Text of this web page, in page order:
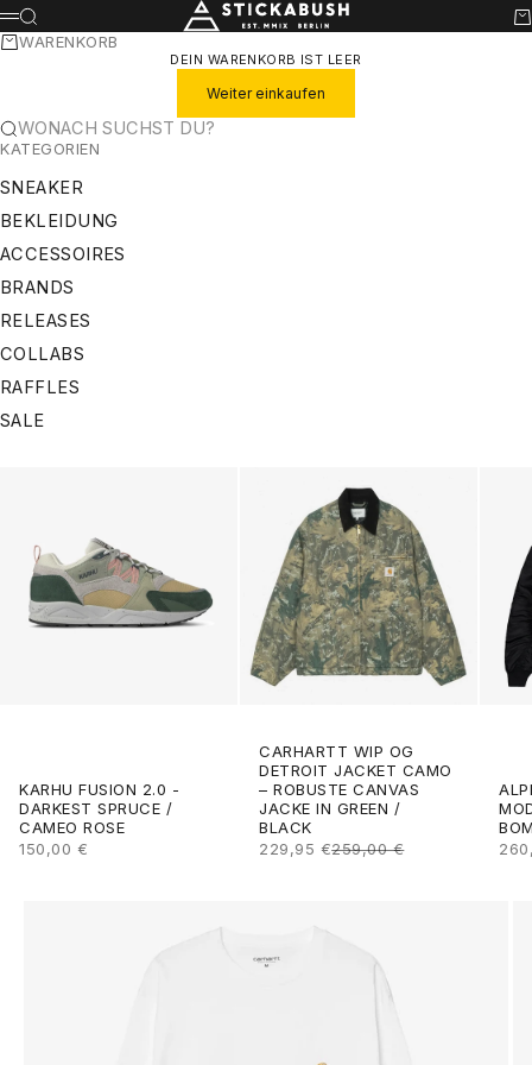
ZUM INHALT SPRINGEN STICKABUSH
MENÜ
SUCHE
WARENKORB
DEIN WARENKORB IST LEER
Weiter einkaufen
WONACH SUCHST DU?
KATEGORIEN
SNEAKER
BEKLEIDUNG
ACCESSOIRES
BRANDS
RELEASES
COLLABS
RAFFLES
SALE
KARHU FUSION 2.0 -
DARKEST SPRUCE /
CAMEO ROSE
ANGEBOT
150,00 €
CARHARTT WIP OG
DETROIT JACKET CAMO
– ROBUSTE CANVAS
JACKE IN GREEN /
BLACK
ANGEBOT
229,95 €REGULÄRER PREIS
259,00 €